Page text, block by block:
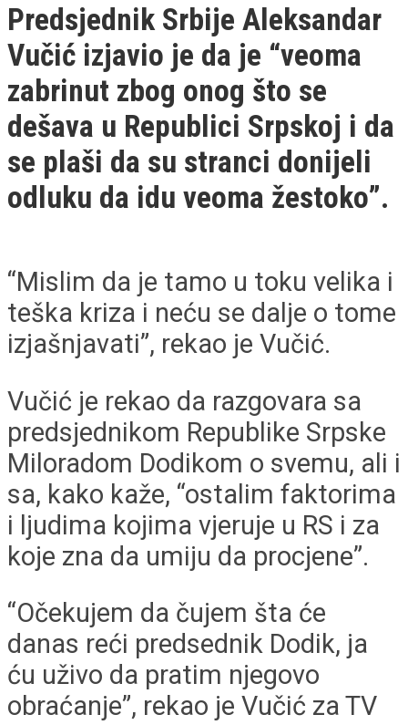
Predsjednik Srbije Aleksandar
Vučić izjavio je da je “veoma
zabrinut zbog onog što se
dešava u Republici Srpskoj i da
se plaši da su stranci donijeli
odluku da idu veoma žestoko”.
“Mislim da je tamo u toku velika i
teška kriza i neću se dalje o tome
izjašnjavati”, rekao je Vučić.
Vučić je rekao da razgovara sa
predsjednikom Republike Srpske
Miloradom Dodikom o svemu, ali i
sa, kako kaže, “ostalim faktorima
i ljudima kojima vjeruje u RS i za
koje zna da umiju da procjene”.
“Očekujem da čujem šta će
danas reći predsednik Dodik, ja
ću uživo da pratim njegovo
obraćanje”, rekao je Vučić za TV